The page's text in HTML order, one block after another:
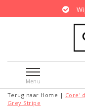
Menu
Terug naar Home | Core'
Grey Stripe